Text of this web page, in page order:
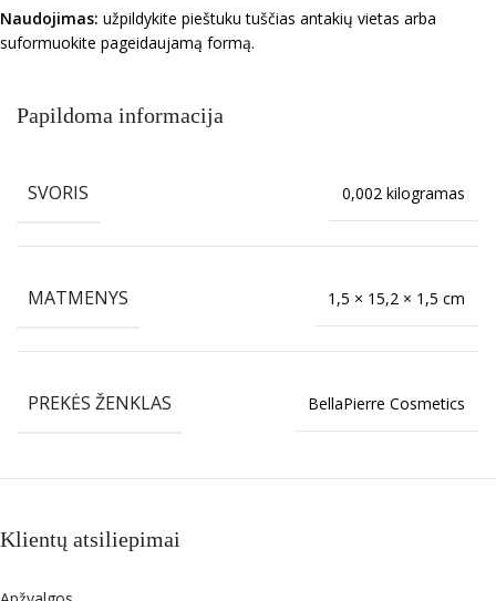
Naudojimas: užpildykite pieštuku tuščias antakių vietas arba
suformuokite pageidaujamą formą.
Papildoma informacija
SVORIS 0,002 kilogramas
MATMENYS 1,5 × 15,2 × 1,5 cm
PREKĖS ŽENKLAS BellaPierre Cosmetics
Klientų atsiliepimai